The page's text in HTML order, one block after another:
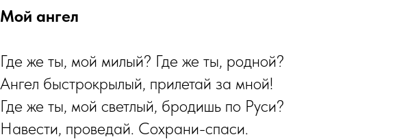
Мой ангел
Где же ты, мой милый? Где же ты, родной?
Ангел быстрокрылый, прилетай за мной!
Где же ты, мой светлый, бродишь по Руси?
Навести, проведай. Сохрани-спаси.